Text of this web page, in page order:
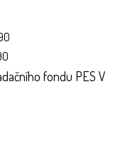
fondu PES V